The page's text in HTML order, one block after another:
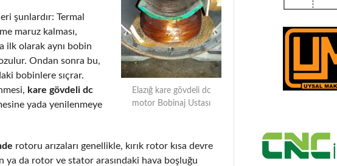
Elazığ kare gövdeli dc
motor Bobinaj Ustası
şunlardır: Termal
maruz kalması,
ilk olarak aynı bobin
Ondan sonra bu,
bobinlere sıçrar.
kare gövdeli dc
yada yenilenmeye
rotoru arızaları genellikle, kırık rotor kısa devre
ya da rotor ve stator arasındaki hava boşluğu